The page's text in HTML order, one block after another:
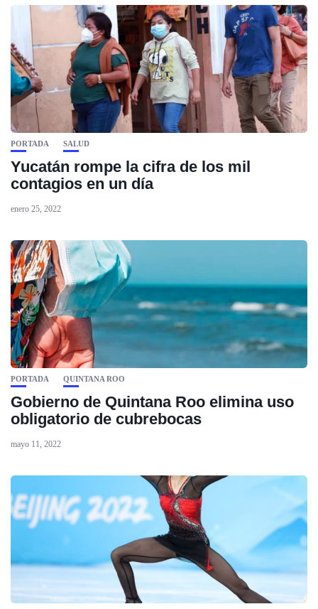
PORTADA SALUD
Yucatán rompe la cifra de los mil
contagios en un día
enero 25, 2022
PORTADA QUINTANA ROO
Gobierno de Quintana Roo elimina uso
obligatorio de cubrebocas
mayo 11, 2022